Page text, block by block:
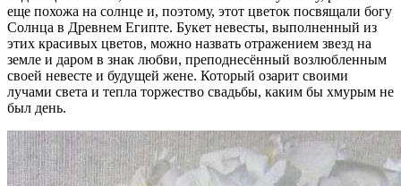
еще похожа на солнце и, поэтому, этот цветок посвящали богу
Солнца в Древнем Египте. Букет невесты, выполненный из
этих красивых цветов, можно назвать отражением звезд на
земле и даром в знак любви, преподнесённый возлюбленным
своей невесте и будущей жене. Который озарит своими
лучами света и тепла торжество свадьбы, каким бы хмурым не
был день.